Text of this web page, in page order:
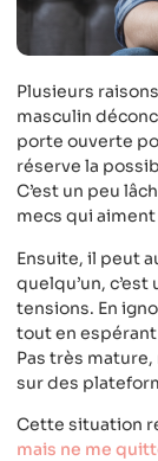
Plusieurs
masculin
porte ouverte
réserve la
C’est un peu
mecs qui
Ensuite, il peut
quelqu’un,
tensions. En
tout en
Pas très
sur des
Cette situation
mais ne me